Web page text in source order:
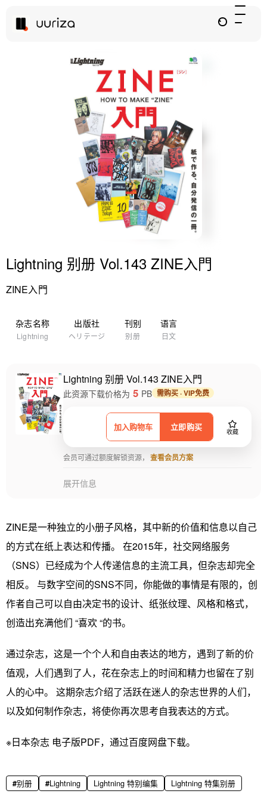
Lightning 别册 Vol.143 ZINE入門
ZINE入門
杂志名称
Lightning
出版社
ヘリテージ
刊别
别册
语言
日文
Lightning 别册 Vol.143 ZINE入門
加入购物车 立即购买 收藏
此资源下载价格为 5 PB 需购买 · VIP免费
会员可通过额度解锁资源， 查看会员方案
展开信息
ZINE是一种独立的小册子风格，其中新的价值和信息以自己
的方式在纸上表达和传播。 在2015年，社交网络服务
（SNS）已经成为个人传递信息的主流工具，但杂志却完全
相反。 与数字空间的SNS不同，你能做的事情是有限的，创
作者自己可以自由决定书的设计、纸张纹理、风格和格式，
创造出充满他们 “喜欢 “的书。
通过杂志，这是一个个人和自由表达的地方，遇到了新的价
值观，人们遇到了人，花在杂志上的时间和精力也留在了别
人的心中。 这期杂志介绍了活跃在迷人的杂志世界的人们，
以及如何制作杂志，将使你再次思考自我表达的方式。
※日本杂志 电子版PDF，通过百度网盘下载。
别册 Lightning Lightning 特别编集 Lightning 特集别册